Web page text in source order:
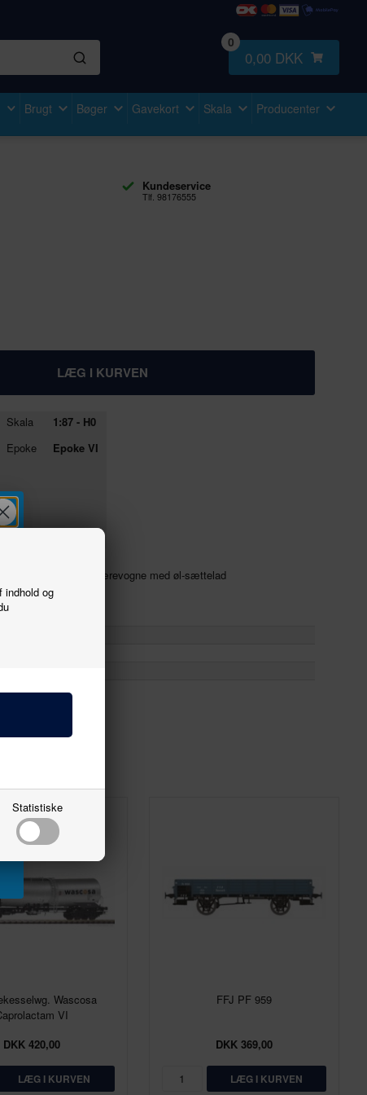
indhold og
Statistiske
0
0,00 DKK
Brugt Bøger Gavekort Skala Producenter
Kundeservice
Tlf. 98176555
Skala
1:87 - H0
Epoke
Epoke VI
af 2 stk. containerbærevogne med øl-sættelad
Wascosa
VI
DKK 420,00
FFJ PF 959
DKK 369,00